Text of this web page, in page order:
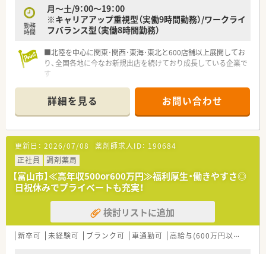
勤務
時間
月～土/9：00〜19：00
※キャリアアップ重視型（実働9時間勤務）/ワークライ
フバランス型（実働8時間勤務）
■北陸を中心に関東･関西･東海･東北と600店舗以上展開してお
り、全国各地に今なお新規出店を続けており成長している企業で
す
≪年収600万(9時間勤務)or500万(8時間勤務)≫事が可能です
です
■多様なキャリアパスがあり「DI業務･運営･採用・バイヤー・人材
教育」といった他の職種へのチャレンジも可能です
■調剤過誤率は、ひと月あたり「0.02%」程度と殆ど過誤が発生
しにくい環境なので安心して働く事が出来ます
■｢2年目で薬局長・4年目でエリアマネージャー(SV)」に昇格でき
るなど、成長中の企業だから昇格チャンスも多い企業です
■音声入力の薬歴･ピッキングサポートシステム･薬歴閲覧用の
タブレット設置など、薬剤師が安心して働く事が出来る様に最新
の機械を導入されています
■有給取得率は全社員平均80％、年一回1週間程度の長期連休取
得できるリフレッシュ制度があります
詳細を見る お問い合わせ
更新日： 2026/07/08 薬剤師求人ID： 190684
正社員
調剤薬局
【富山市】≪高年収500or600万円≫福利厚生・働きやすさ◎
日祝休みでプライベートも充実！
検討リストに追加
新卒可 未経験可 ブランク可 車通勤可 高給与(600万円以上)